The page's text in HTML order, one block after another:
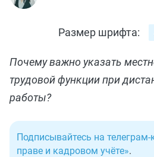
Размер шрифта:
Почему важно указать
трудовой функции при
работы?
Подписывайтесь на
праве и кадровом учёте».